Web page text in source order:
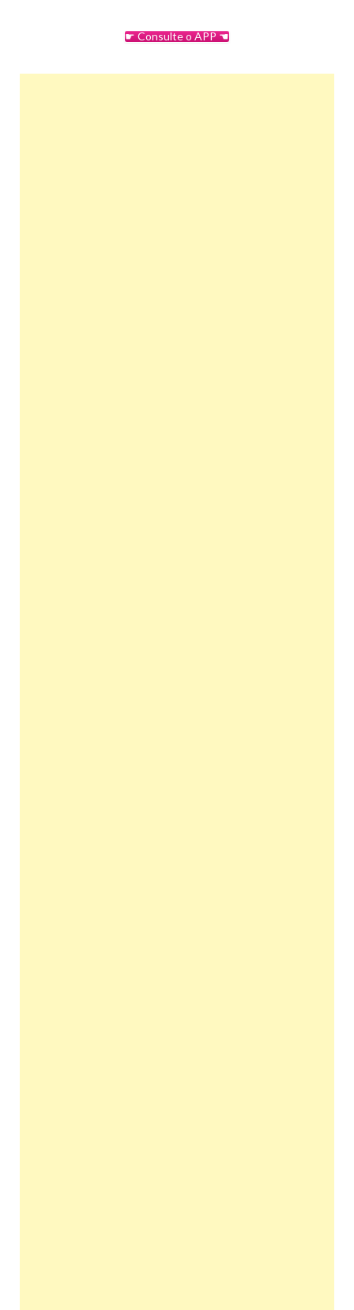
☛ Consulte o APP ☚